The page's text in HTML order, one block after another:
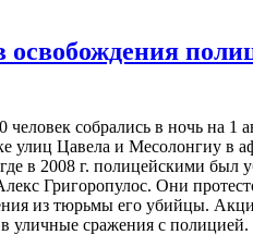
человек собрались в ночь на 1
улиц Цавела и Месолонгиу в
в 2008 г. полицейскими был
Григоропулос. Они
из тюрьмы его убийцы.
в уличные сражения с полицией.